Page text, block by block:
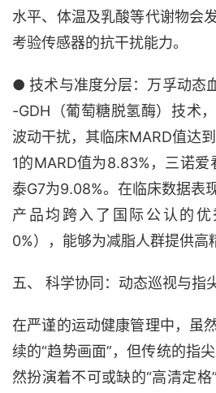
水平、体温及乳酸等代谢物会
考验传感器的抗干扰能力。
● 技术与准度分层：万孚动态
-GDH（葡萄糖脱氢酶）技术
波动干扰，其临床MARD值达
1的MARD值为8.83%，三诺爱
泰G7为9.08%。在临床数据表
产品均跨入了国际公认的优
0%），能够为减脂人群提供高
五、 科学协同：动态巡视与指
在严谨的运动健康管理中，虽
续的“趋势画面”，但传统的指
然扮演着不可或缺的“高清定